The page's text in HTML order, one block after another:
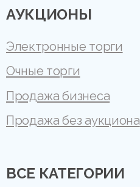
АУКЦИОНЫ
Электронные торги
Очные торги
Продажа бизнеса
Продажа без аукциона
ВСЕ КАТЕГОРИИ